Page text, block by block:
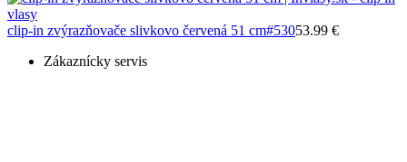
clip-in zvýrazňovače slivkovo červená 51 cm#53053.99 €
Zákaznícky servis